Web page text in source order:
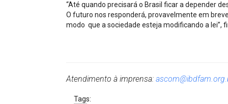
“Até quando precisará o Brasil ficar a depender
O futuro nos responderá, provavelmente em
modo que a sociedade esteja modificando a lei”,
Atendimento à imprensa:
Tags: